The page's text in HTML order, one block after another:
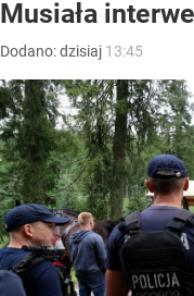
Musiała
Dodano:dzisiaj 13:45